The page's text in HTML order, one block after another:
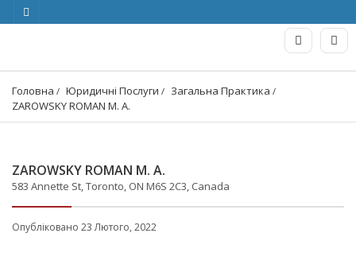
Головна Юридичні Послуги
Загальна Практика
ZAROWSKY ROMAN M. A.
ZAROWSKY ROMAN M. A.
583 Annette St, Toronto, ON M6S 2C3, Canada
Опубліковано 23 Лютого, 2022